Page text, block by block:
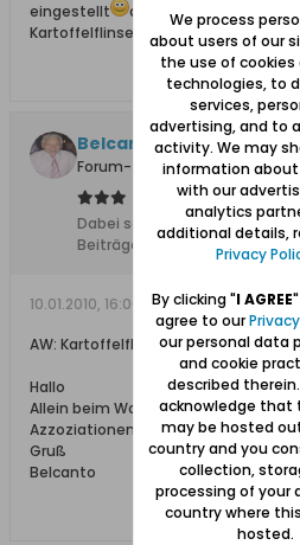
eingestellt
aber bei uns zu
Kartoffelflinsen genauso. liebe
Belcanto
Forum-Teilnehmer
Dabei seit:
24.09.2008
Beiträge:
2509
10.01.2010, 16:06
AW: Kartoffelflinsen
Hallo
Allein beim Wort Flinsen, steigen mir
Azzoziationen in die Nase.
Gruß
Belcanto
We process
about users of our
the use of
technologies, to
services,
advertising, and to
activity. We may
information about
with our
analytics
additional details,
Privacy
By clicking "I AGREE
agree to our
our personal data
and cookie
described
acknowledge that
may be hosted
country and you
collection,
processing of your
country where
hosted.